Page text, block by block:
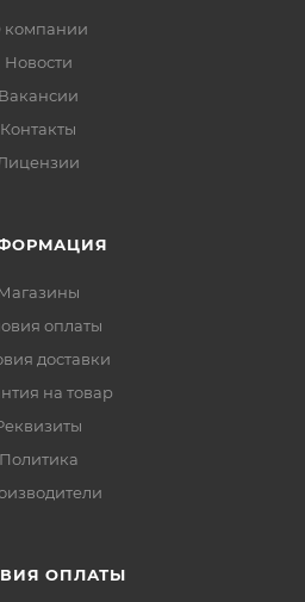
компании
Новости
Вакансии
Контакты
оплаты
доставки
на товар
Политика
ОПЛАТЫ